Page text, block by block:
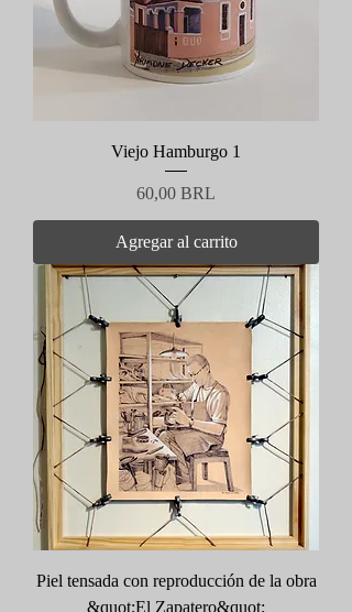
Viejo Hamburgo 1
Precio
60,00 BRL
Agregar al carrito
Piel tensada con reproducción de la obra
&quot;El Zapatero&quot;